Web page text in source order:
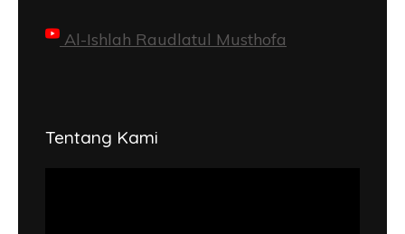
Al-Ishlah Raudlatul Musthofa
Tentang Kami